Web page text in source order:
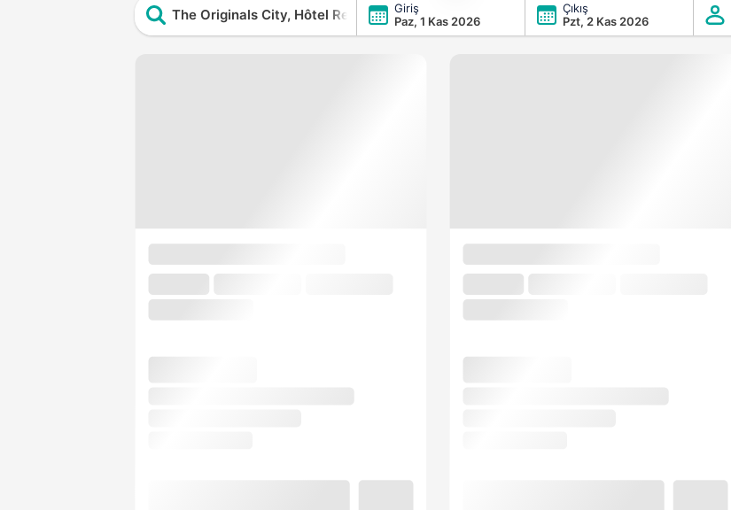
The Originals City, Hôtel Rennes Sud, Chantepie
Giriş
Paz, 1 Kas 2026
Çıkış
Pzt, 2 Kas 2026